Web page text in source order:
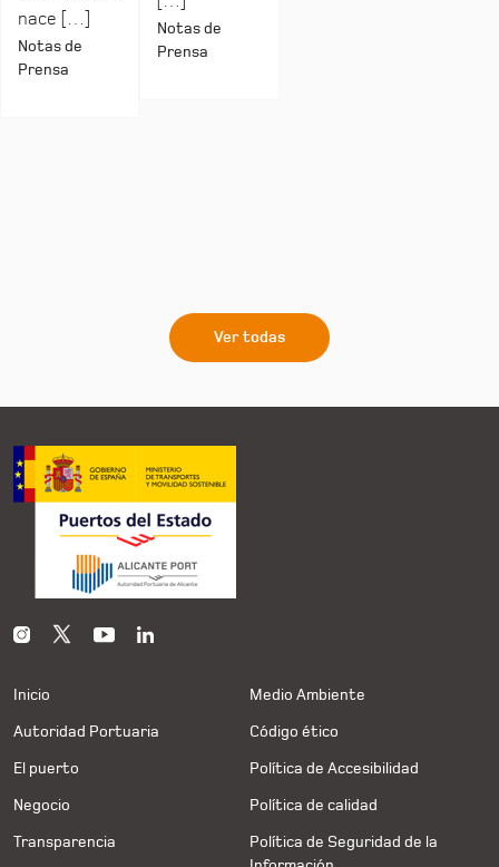
nace […]
Notas de
Prensa
Notas de
Prensa
Ver todas
Inicio
Autoridad Portuaria
El puerto
Negocio
Transparencia
Medio Ambiente
Código ético
Política de Accesibilidad
Política de calidad
Política de Seguridad de la